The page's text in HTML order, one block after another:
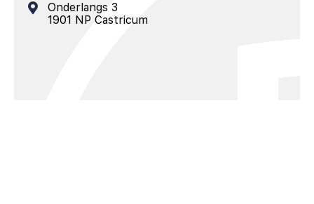
Onderlangs 3
1901 NP Castricum